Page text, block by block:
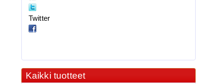
Twitter
Kaikki tuotteet